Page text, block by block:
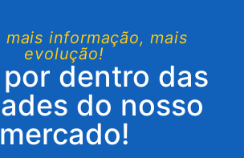
mais informação, mais
evolução!
dentro das
do nosso
mercado!